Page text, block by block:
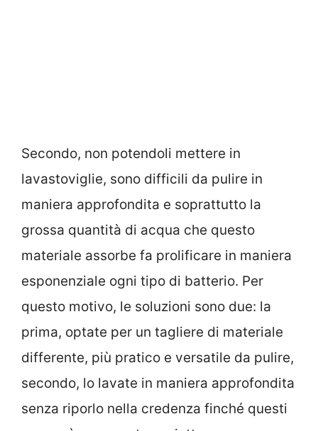
Secondo, non potendoli mettere in
lavastoviglie, sono difficili da pulire in
maniera approfondita e soprattutto la
grossa quantità di acqua che questo
materiale assorbe fa prolificare in maniera
esponenziale ogni tipo di batterio. Per
questo motivo, le soluzioni sono due: la
prima, optate per un tagliere di materiale
differente, più pratico e versatile da pulire,
secondo, lo lavate in maniera approfondita
senza riporlo nella credenza finché questi